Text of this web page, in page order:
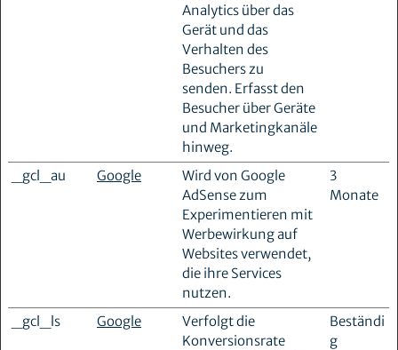
Analytics über das
Gerät und das
Verhalten des
Besuchers zu
senden. Erfasst den
Besucher über Geräte
und Marketingkanäle
hinweg.
_gcl_au Google
Wird von Google
AdSense zum
Experimentieren mit
Werbewirkung auf
Websites verwendet,
die ihre Services
nutzen.
3
Monate
_gcl_ls Google
Verfolgt die
Konversionsrate
Beständi
g